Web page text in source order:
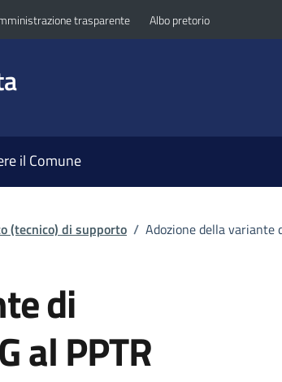
trasparente Albo pretorio
il Comune
(tecnico) di supporto / Adozione della variante
di
al PPTR